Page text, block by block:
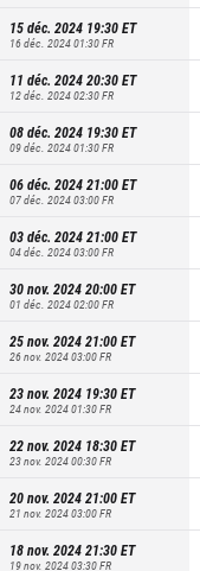
15 déc. 2024 19:30ET
16 déc. 2024 01:30FR
11 déc. 2024 20:30ET
12 déc. 2024 02:30FR
08 déc. 2024 19:30ET
09 déc. 2024 01:30FR
06 déc. 2024 21:00ET
07 déc. 2024 03:00FR
03 déc. 2024 21:00ET
04 déc. 2024 03:00FR
30 nov. 2024 20:00ET
01 déc. 2024 02:00FR
25 nov. 2024 21:00ET
26 nov. 2024 03:00FR
23 nov. 2024 19:30ET
24 nov. 2024 01:30FR
22 nov. 2024 18:30ET
23 nov. 2024 00:30FR
20 nov. 2024 21:00ET
21 nov. 2024 03:00FR
18 nov. 2024 21:30ET
19 nov. 2024 03:30FR